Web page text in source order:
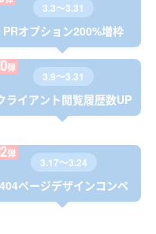
3.3〜3.31
PRオプション200%増枠
弾
3.9〜3.31
ライアント閲覧履歴数UP
弾
3.17〜3.24
404ページデザインコンペ